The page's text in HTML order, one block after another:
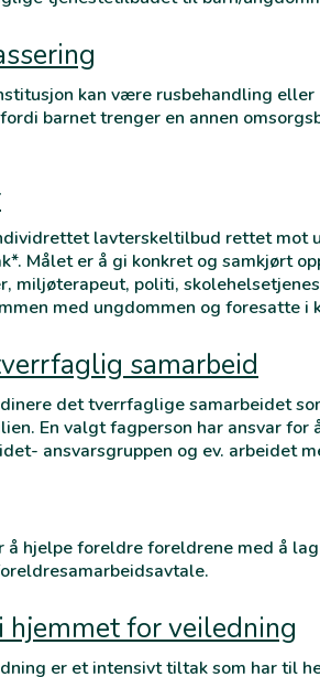
kan være rusbehandling
barnet trenger en annen
lavterskeltilbud rettet mot
Målet er å gi konkret og samkjørt
politi,
med ungdommen og foresatte i
samarbeid
det tverrfaglige samarbeidet
En valgt fagperson har ansvar for
ansvarsgruppen og ev. arbeidet
å hjelpe foreldre foreldrene med å
hjemmet for veiledning
er et intensivt tiltak som har til